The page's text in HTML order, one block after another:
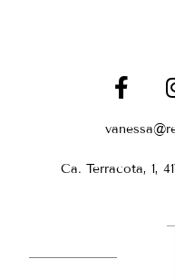
Ca. Terracota, 1,